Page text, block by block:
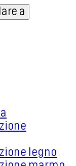
legno